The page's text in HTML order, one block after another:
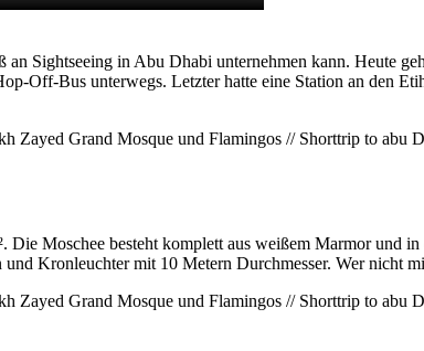
an Sightseeing in Abu Dhabi unternehmen kann. Heute
Off-Bus unterwegs. Letzter hatte eine Station an den
Moschee besteht komplett aus weißem Marmor und
Kronleuchter mit 10 Metern Durchmesser. Wer nicht